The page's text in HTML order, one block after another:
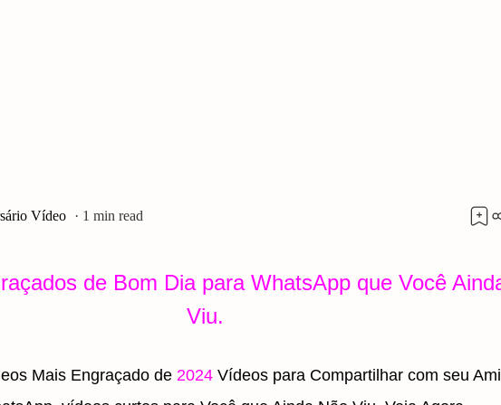
1
de Bom Dia para WhatsApp que Você
Viu.
Mais Engraçado de 2024 Vídeos para Compartilhar com seu